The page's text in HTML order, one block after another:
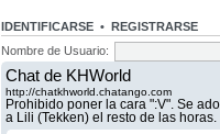
IDENTIFICARSE • REGISTRARSE
Nombre de Usuario: